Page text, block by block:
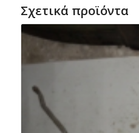
Σχετικά προϊόντα